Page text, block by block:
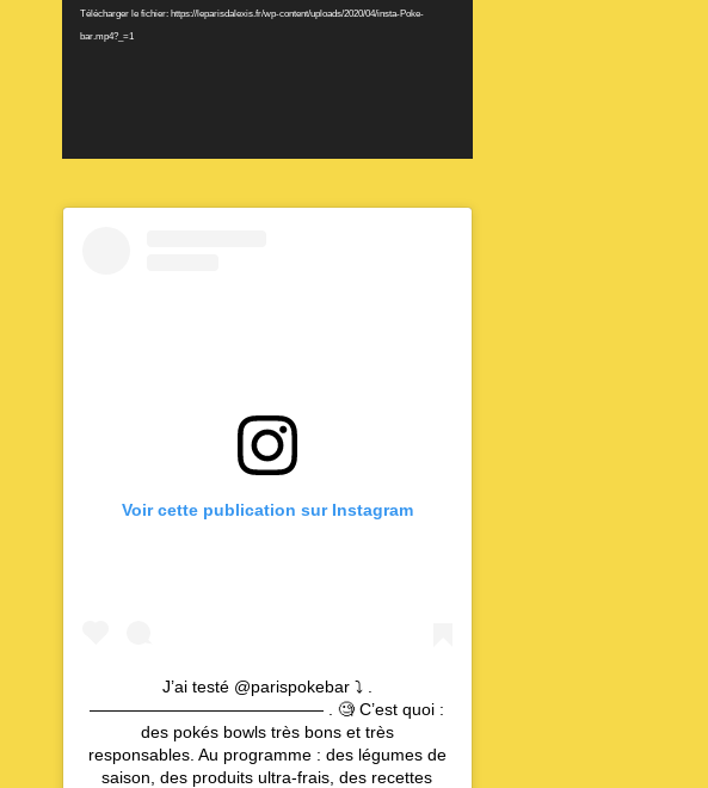
Télécharger le fichier: https://leparisdalexis.fr/wp-content/uploads/2020/04/insta-Poke-
bar.mp4?_=1
Voir cette publication sur Instagram
J’ai testé @parispokebar ⤵️ .
—————————————— . 🧐 C’est quoi :
des pokés bowls très bons et très
responsables. Au programme : des légumes de
saison, des produits ultra-frais, des recettes